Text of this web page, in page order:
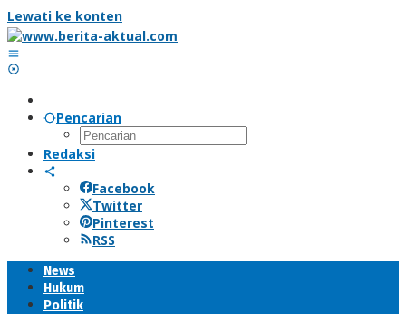
Lewati ke konten
Pencarian
Redaksi
Facebook
Twitter
Pinterest
RSS
News
Hukum
Politik